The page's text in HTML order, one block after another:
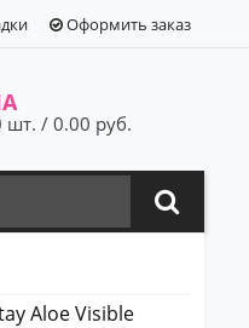
Оформить заказ
шт. / 0.00 руб.
Aloe Visible